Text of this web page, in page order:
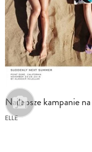
Najlepsze kampanie
ELLE